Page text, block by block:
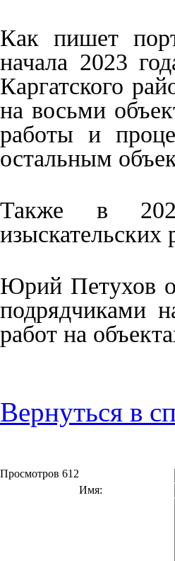
Как пишет
начала 2023
Каргатского
на восьми
работы и
остальным
Также в
Юрий Петухов
подрядчиками
работ на
Вернуться в
Просмотров 612
Имя: